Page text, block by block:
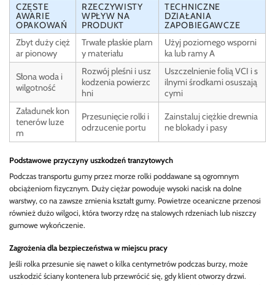
CZĘSTE
AWARIE
OPAKOWAŃ
RZECZYWISTY
WPŁYW NA
PRODUKT
TECHNICZNE
DZIAŁANIA
ZAPOBIEGAWCZE
Zbyt duży cięż
ar pionowy
Trwałe płaskie plam
y materiału
Użyj poziomego wsporni
ka lub ramy A
Słona woda i
wilgotność
Rozwój pleśni i usz
kodzenia powierzc
hni
Uszczelnienie folią VCI i s
ilnymi środkami osuszają
cymi
Załadunek kon
tenerów luze
m
Przesunięcie rolki i
odrzucenie portu
Zainstaluj ciężkie drewnia
ne blokady i pasy
Podstawowe przyczyny uszkodzeń tranzytowych
Podczas transportu gumy przez morze rolki poddawane są ogromnym
obciążeniom fizycznym. Duży ciężar powoduje wysoki nacisk na dolne
warstwy, co na zawsze zmienia kształt gumy. Powietrze oceaniczne przenosi
również dużo wilgoci, która tworzy rdzę na stalowych rdzeniach lub niszczy
gumowe wykończenie.
Zagrożenia dla bezpieczeństwa w miejscu pracy
Jeśli rolka przesunie się nawet o kilka centymetrów podczas burzy, może
uszkodzić ściany kontenera lub przewrócić się, gdy klient otworzy drzwi.